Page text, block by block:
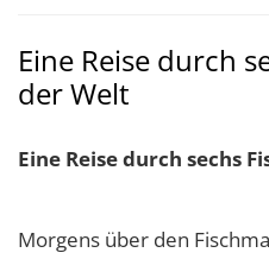
Eine Reise durch
der Welt
Eine Reise durch sechs
Morgens über den